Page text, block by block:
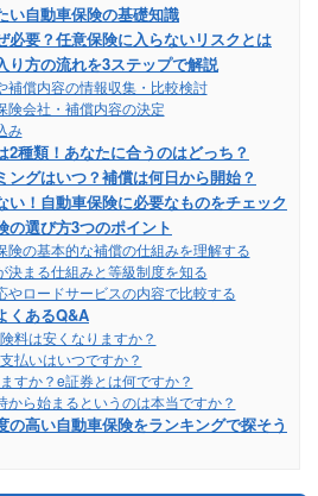
い自動車保険の基礎知識
必要？任意保険に入らないリスクとは
り方の流れを3ステップで解説
補償内容の情報収集・比較検討
険会社・補償内容の決定
み
2種類！あなたに合うのはどっち？
ングはいつ？補償は何日から開始？
い！自動車保険に必要なものをチェック
の選び方3つのポイント
険の基本的な補償の仕組みを理解する
決まる仕組みと等級制度を知る
やロードサービスの内容で比較する
くあるQ&A
料は安くなりますか？
払いはいつですか？
すか？e証券とは何ですか？
から始まるというのは本当ですか？
の高い自動車保険をランキングで探そう